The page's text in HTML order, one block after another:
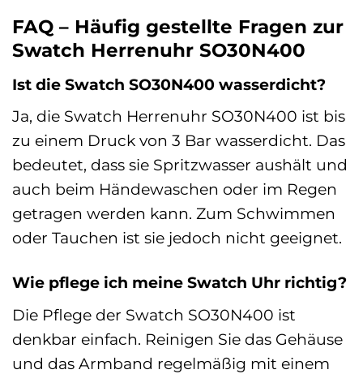
FAQ – Häufig gestellte Fragen zur
Swatch Herrenuhr SO30N400
Ist die Swatch SO30N400 wasserdicht?
Ja, die Swatch Herrenuhr SO30N400 ist bis
zu einem Druck von 3 Bar wasserdicht. Das
bedeutet, dass sie Spritzwasser aushält und
auch beim Händewaschen oder im Regen
getragen werden kann. Zum Schwimmen
oder Tauchen ist sie jedoch nicht geeignet.
Wie pflege ich meine Swatch Uhr richtig?
Die Pflege der Swatch SO30N400 ist
denkbar einfach. Reinigen Sie das Gehäuse
und das Armband regelmäßig mit einem